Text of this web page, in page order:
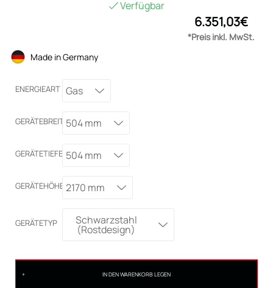
Verfügbar
6.351,03€
*Preis inkl. MwSt.
Made in Germany
ENERGIEART Gas
GERÄTEBREITE504 mm
GERÄTETIEFE 504 mm
GERÄTEHÖHE 2170 mm
GERÄTETYP Schwarzstahl
(Rostdesign)
IN DEN WARENKORB LEGEN